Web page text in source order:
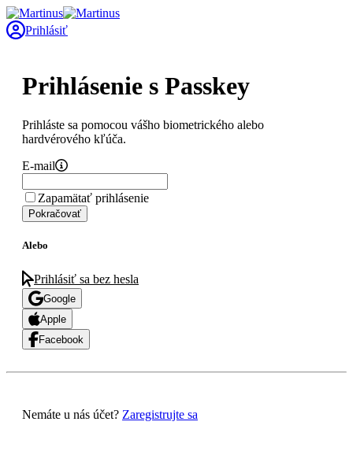
Prihlásiť
Prihlásenie s Passkey
Prihláste sa pomocou vášho biometrického alebo
hardvérového kľúča.
E-mail
Zapamätať prihlásenie
Pokračovať
Alebo
Prihlásiť sa bez hesla
Google
Apple
Facebook
Nemáte u nás účet? Zaregistrujte sa